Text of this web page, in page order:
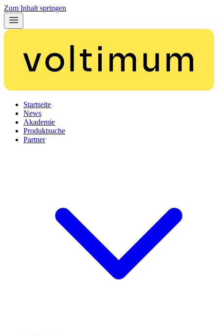
Zum Inhalt springen
Startseite
News
Akademie
Produktsuche
Partner